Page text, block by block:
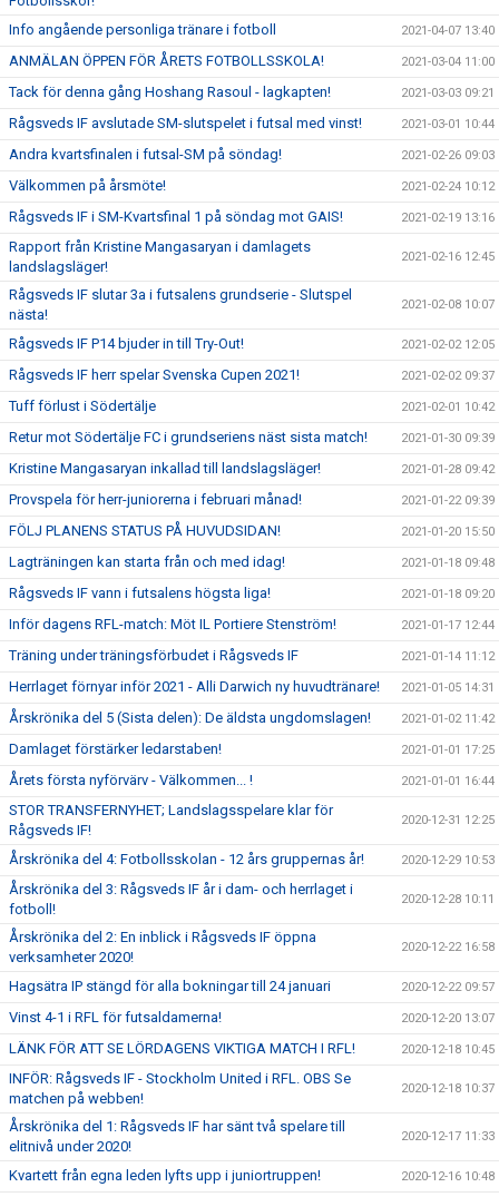
Info angående personliga tränare i fotboll
2021-04-07 13:40
ANMÄLAN ÖPPEN FÖR ÅRETS FOTBOLLSSKOLA! 2021-03-04 11:00
Tack för denna gång Hoshang Rasoul - lagkapten! 2021-03-03 09:21
Rågsveds IF avslutade SM-slutspelet i futsal med vinst! 2021-03-01 10:44
Andra kvartsfinalen i futsal-SM på söndag! 2021-02-26 09:03
Välkommen på årsmöte! 2021-02-24 10:12
Rågsveds IF i SM-Kvartsfinal 1 på söndag mot GAIS! 2021-02-19 13:16
Rapport från Kristine Mangasaryan i damlagets
landslagsläger!
2021-02-16 12:45
Rågsveds IF slutar 3a i futsalens grundserie - Slutspel
nästa!
2021-02-08 10:07
Rågsveds IF P14 bjuder in till Try-Out! 2021-02-02 12:05
Rågsveds IF herr spelar Svenska Cupen 2021! 2021-02-02 09:37
Tuff förlust i Södertälje 2021-02-01 10:42
Retur mot Södertälje FC i grundseriens näst sista match! 2021-01-30 09:39
Kristine Mangasaryan inkallad till landslagsläger! 2021-01-28 09:42
Provspela för herr-juniorerna i februari månad! 2021-01-22 09:39
FÖLJ PLANENS STATUS PÅ HUVUDSIDAN! 2021-01-20 15:50
Lagträningen kan starta från och med idag! 2021-01-18 09:48
Rågsveds IF vann i futsalens högsta liga! 2021-01-18 09:20
Inför dagens RFL-match: Möt IL Portiere Stenström! 2021-01-17 12:44
Träning under träningsförbudet i Rågsveds IF 2021-01-14 11:12
Herrlaget förnyar inför 2021 - Alli Darwich ny huvudtränare! 2021-01-05 14:31
Årskrönika del 5 (Sista delen): De äldsta ungdomslagen! 2021-01-02 11:42
Damlaget förstärker ledarstaben! 2021-01-01 17:25
Årets första nyförvärv - Välkommen... ! 2021-01-01 16:44
STOR TRANSFERNYHET; Landslagsspelare klar för
Rågsveds IF!
2020-12-31 12:25
Årskrönika del 4: Fotbollsskolan - 12 års gruppernas år! 2020-12-29 10:53
Årskrönika del 3: Rågsveds IF år i dam- och herrlaget i
fotboll!
2020-12-28 10:11
Årskrönika del 2: En inblick i Rågsveds IF öppna
verksamheter 2020!
2020-12-22 16:58
Hagsätra IP stängd för alla bokningar till 24 januari 2020-12-22 09:57
Vinst 4-1 i RFL för futsaldamerna! 2020-12-20 13:07
LÄNK FÖR ATT SE LÖRDAGENS VIKTIGA MATCH I RFL! 2020-12-18 10:45
INFÖR: Rågsveds IF - Stockholm United i RFL. OBS Se
matchen på webben!
2020-12-18 10:37
Årskrönika del 1: Rågsveds IF har sänt två spelare till
elitnivå under 2020!
2020-12-17 11:33
Kvartett från egna leden lyfts upp i juniortruppen! 2020-12-16 10:48